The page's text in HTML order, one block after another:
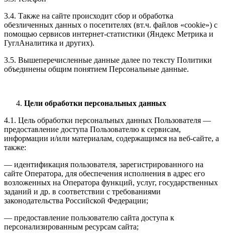
3.4. Также на сайте происходит сбор и обработка
обезличенных данных о посетителях (вт.ч. файлов «cookie») с
помощью сервисов интернет-статистики (Яндекс Метрика и
ГуглАналитика и других).
3.5. Вышеперечисленные данные далее по тексту Политики
объединены общим понятием Персональные данные.
Цели обработки персональных данных
4.1. Цель обработки персональных данных Пользователя —
предоставление доступа Пользователю к сервисам,
информации и/или материалам, содержащимся на веб-сайте, а
также:
— идентификация пользователя, зарегистрированного на
сайте Оператора, для обеспечения исполнения в адрес его
возложенных на Оператора функций, услуг, государственных
заданий и др. в соответствии с требованиями
законодательства Российской Федерации;
— предоставление пользователю сайта доступа к
персонализированным ресурсам сайта;